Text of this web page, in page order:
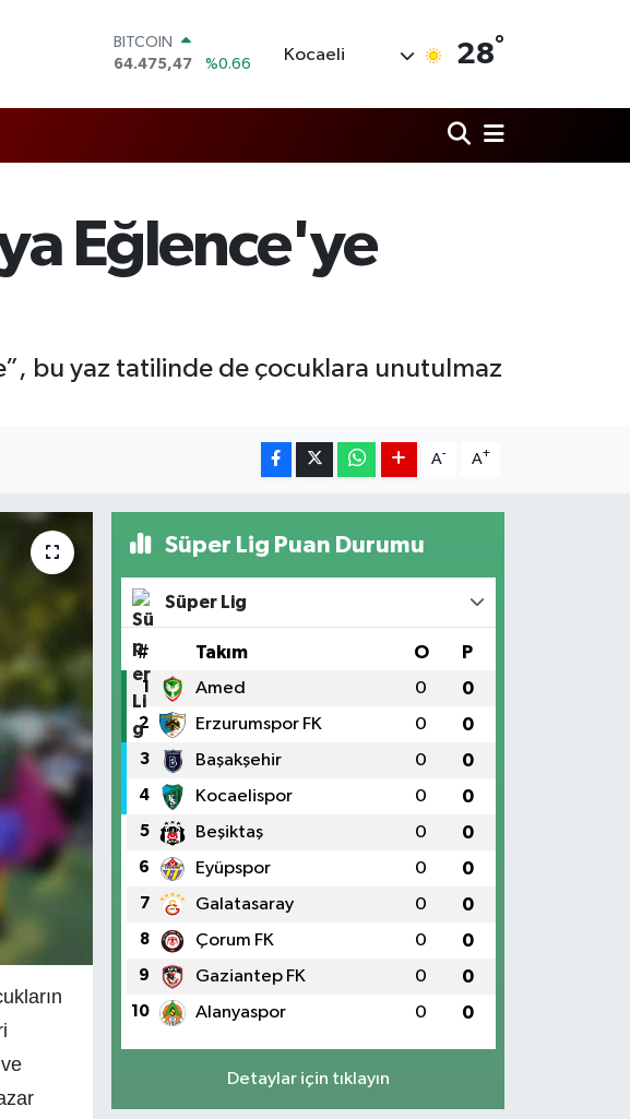
DOLAR
47,5986
%0.06
55,0700
%0.1
BİST100
13.703
%0
BITCOIN
Kocaeli 28°
Eğlence'ye
bu yaz tatilinde de çocuklara unutulmaz
A- A+
Süper Lig Puan Durumu
Süper Lig
# Takım O P
1 Amed 0 0
2 Erzurumspor FK 0 0
3 Başakşehir 0 0
4 Kocaelispor 0 0
5 Beşiktaş 0 0
6 Eyüpspor 0 0
7 Galatasaray 0 0
8 Çorum FK 0 0
9 Gaziantep FK 0 0
10 Alanyaspor 0 0
Detaylar için tıklayın